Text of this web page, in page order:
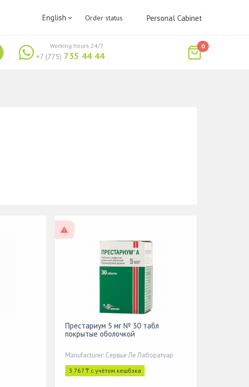
English Order status Personal Cabinet
+7 (775) 735 44 44
Working hours 24/7 0
Престариум 5 мг № 30 табл
покрытые оболочкой
Manufacturer: Сервье Ле Лаборатуар
3 767 ₸ с учётом кешбэка